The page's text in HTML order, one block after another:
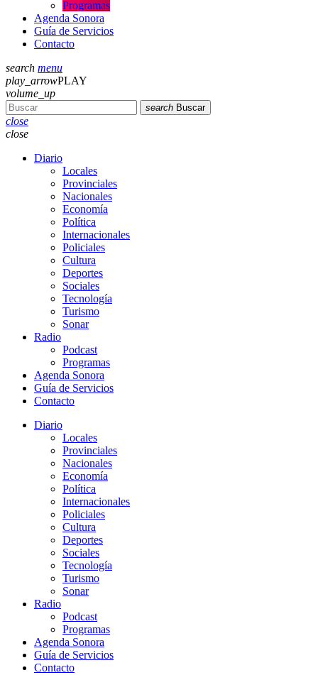
Programas
Agenda Sonora
Guía de Servicios
Contacto
search menu
play_arrowPLAY
volume_up
search Buscar
close
close
Diario
Locales
Provinciales
Nacionales
Economía
Política
Internacionales
Policiales
Cultura
Deportes
Sociales
Tecnología
Turismo
Sonar
Radio
Podcast
Programas
Agenda Sonora
Guía de Servicios
Contacto
Diario
Locales
Provinciales
Nacionales
Economía
Política
Internacionales
Policiales
Cultura
Deportes
Sociales
Tecnología
Turismo
Sonar
Radio
Podcast
Programas
Agenda Sonora
Guía de Servicios
Contacto